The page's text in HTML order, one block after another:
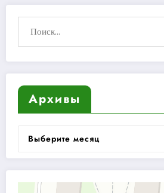
Архивы
Архивы